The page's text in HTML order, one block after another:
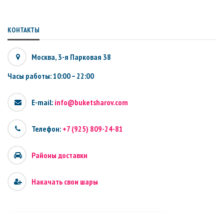
КОНТАКТЫ
Москва, 3-я Парковая 38
Часы работы: 10:00 – 22:00
E-mail: info@buketsharov.com
Телефон: +7 (925) 809-24-81
Районы доставки
Накачать свои шары